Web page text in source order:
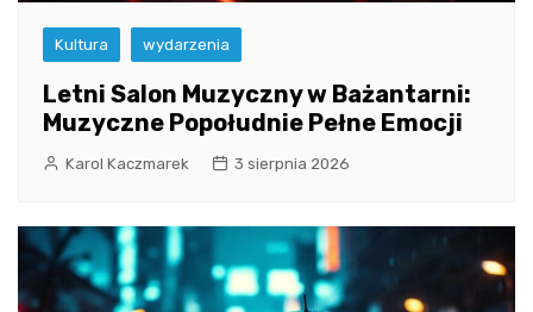
Kultura wydarzenia
Letni Salon Muzyczny w Bażantarni:
Muzyczne Popołudnie Pełne Emocji
Karol Kaczmarek 3 sierpnia 2026